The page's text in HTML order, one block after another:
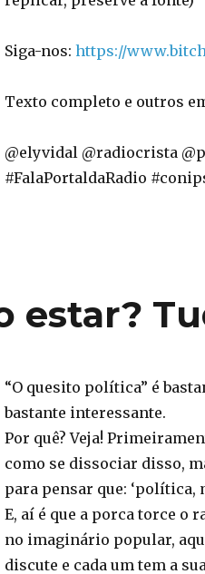
Siga-nos: https://
Texto completo e outros
@elyvidal @radiocrista
#FalaPortaldaRadio
estar?
“O quesito política” é
bastante interessante.
Por quê? Veja!
como se dissociar disso,
para pensar que: ‘política,
E, aí é que a porca torce o
no imaginário popular,
discute e cada um tem a